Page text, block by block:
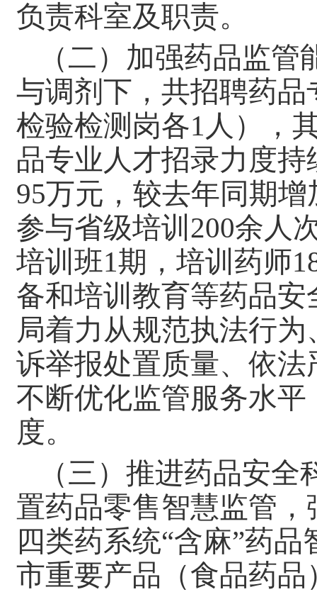
负责科室及职责。
（二）加强药品监
与调剂下，共招聘药
检验检测岗各1人），
品专业人才招录力度
95万元，较去年同期
参与省级培训200余人
培训班1期，培训药师
备和培训教育等药品
局着力从规范执法行
诉举报处置质量、依
不断优化监管服务水
度。
（三）推进药品安
置药品零售智慧监管
四类药系统“含麻”药
市重要产品（食品药